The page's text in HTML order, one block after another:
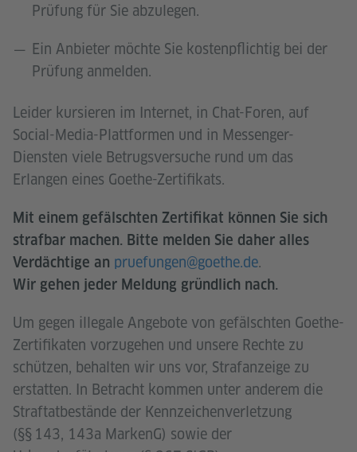
Prüfung für Sie abzulegen.
Ein Anbieter möchte Sie kostenpflichtig bei der
Prüfung anmelden.
Leider kursieren im Internet, in Chat-Foren, auf
Social-Media-Plattformen und in Messenger-
Diensten viele Betrugsversuche rund um das
Erlangen eines Goethe-Zertifikats.
Mit einem gefälschten Zertifikat können Sie sich
strafbar machen. Bitte melden Sie daher alles
Verdächtige an pruefungen@goethe.de.
Wir gehen jeder Meldung gründlich nach.
Um gegen illegale Angebote von gefälschten Goethe-
Zertifikaten vorzugehen und unsere Rechte zu
schützen, behalten wir uns vor, Strafanzeige zu
erstatten. In Betracht kommen unter anderem die
Straftatbestände der Kennzeichenverletzung
(§§ 143, 143a MarkenG) sowie der